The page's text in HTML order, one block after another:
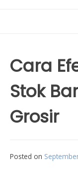
Cara
Stok
Grosir
Posted on